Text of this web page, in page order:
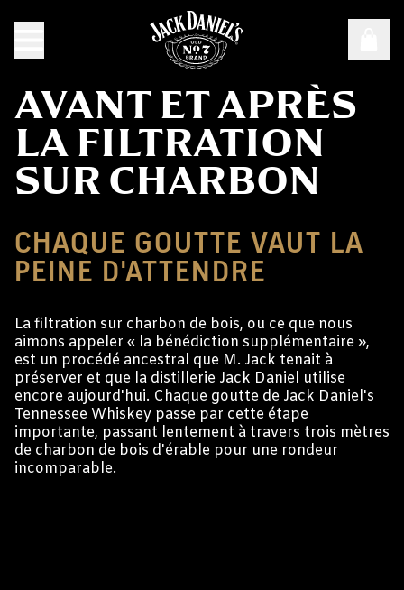
AVANT ET APRÈS
LA FILTRATION
SUR CHARBON
CHAQUE GOUTTE VAUT LA
PEINE D'ATTENDRE
La filtration sur charbon de bois, ou ce que nous
aimons appeler « la bénédiction supplémentaire »,
est un procédé ancestral que M. Jack tenait à
préserver et que la distillerie Jack Daniel utilise
encore aujourd'hui. Chaque goutte de Jack Daniel's
Tennessee Whiskey passe par cette étape
importante, passant lentement à travers trois mètres
de charbon de bois d'érable pour une rondeur
incomparable.